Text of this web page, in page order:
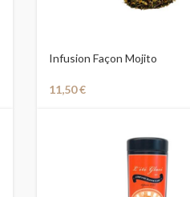
Infusion Façon Mojito
11,50€